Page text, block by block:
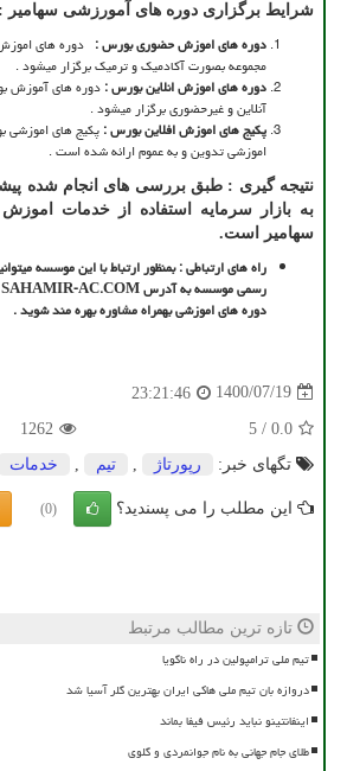
شرایط برگزاری دوره های آمورزشی سهامیر :
دوره های اموزش حضوری بورس : دوره های
مجموعه بصورت آکادمیک و ترمیک برگزار میشود .
دوره های اموزش انلاین بورس :دوره های آموزش
آنلاین و غیرحضوری برگزار میشود .
پکیج های اموزش افلاین بورس :پکیج های
اموزشی تدوین و به عموم ارائه شده است .
نتیجه گیری : طبق بررسی های انجام شده
به بازار سرمایه استفاده از خدمات
سهامیر است.
راه های ارتباطی : بمنظور ارتباط با این موسسه
رسمی موسسه به آدرسSAHAMIR-AC.COM
دوره های اموزشی بهمراه مشاوره بهره مند شوید .
1400/07/19
23:21:46
0.0
/
5
1262
تگهای خبر:
رپورتاژ تیم خدمات
این مطلب را می پسندید؟ (0)
تازه ترین مطالب مرتبط
تیم ملی ترامپولین در راه ناگویا
دروازه بان تیم ملی هاکی ایران بهترین گلر آسیا شد
اینفانتینو نباید رئیس فیفا بماند
طلای جام جهانی به نام جوانمردی و گلوی